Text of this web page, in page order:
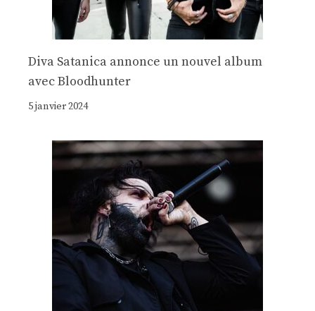
Diva Satanica annonce un nouvel album
avec Bloodhunter
5 janvier 2024